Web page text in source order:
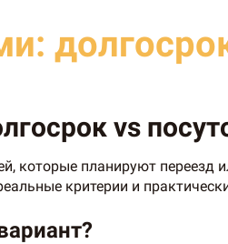
vs
которые планируют
критерии и